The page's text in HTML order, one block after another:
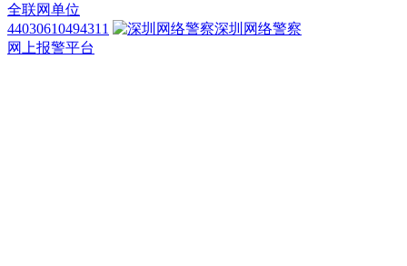
全联网单位
44030610494311
深圳网络警察
网上报警平台